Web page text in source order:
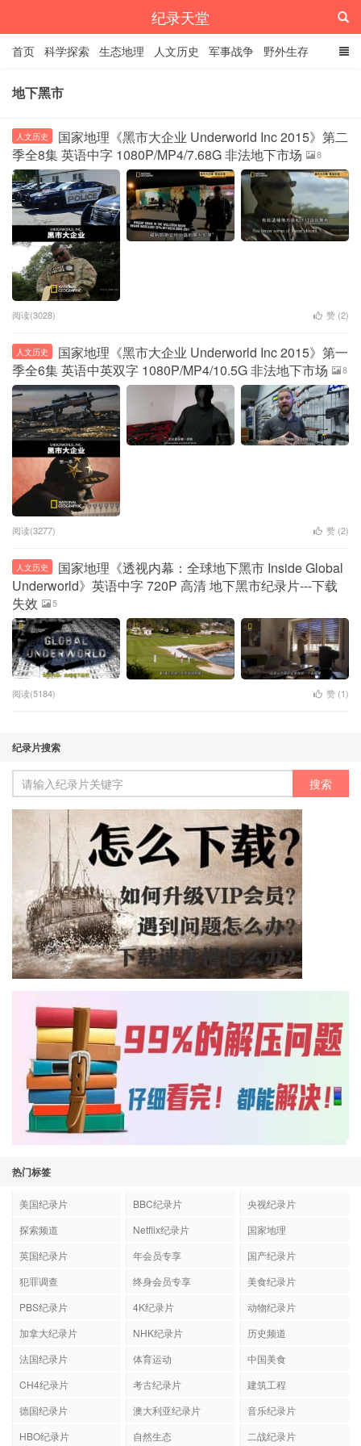
纪录天堂
首页 科学探索 生态地理 人文历史 军事战争 野外生存
经典纪录
地下黑市
人文历史
国家地理《黑市大企业 Underworld Inc 2015》第二
季全8集 英语中字 1080P/MP4/7.68G 非法地下市场
8
阅读(3028) 赞 (2)
人文历史
国家地理《黑市大企业 Underworld Inc 2015》第一
季全6集 英语中英双字 1080P/MP4/10.5G 非法地下市场
8
阅读(3277) 赞 (2)
人文历史
国家地理《透视内幕：全球地下黑市 Inside Global
Underworld》英语中字 720P 高清 地下黑市纪录片---下载
失效
5
阅读(5184) 赞 (1)
纪录片搜索
热门标签
美国纪录片 BBC纪录片
央视纪录片
探索频道
Netflix纪录片
国家地理
英国纪录片
年会员专享
国产纪录片
犯罪调查
终身会员专享
美食纪录片
PBS纪录片
4K纪录片
动物纪录片
加拿大纪录片
NHK纪录片
历史频道
法国纪录片
体育运动
中国美食
CH4纪录片
考古纪录片
建筑工程
德国纪录片
澳大利亚纪录片
音乐纪录片
HBO纪录片
自然生态 二战纪录片